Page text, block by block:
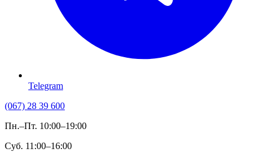
Telegram
(067) 28 39 600
Пн.–Пт. 10:00–19:00
Суб. 11:00–16:00